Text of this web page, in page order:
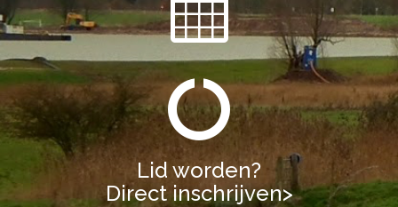
Lid worden?
Direct inschrijven>
Lid worden?
Direct inschrijven>